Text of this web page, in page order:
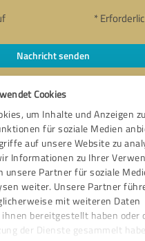
Cookies
um Inhalte und Anzeigen zu
für soziale Medien
auf unsere Website zu
Informationen zu Ihrer
unsere Partner für soziale
weiter. Unsere Partner
mit weiteren Daten
ihnen bereitgestellt haben oder
der Dienste gesammelt
*
Nachricht senden
|Letzte Aktualisierung:
melden
zu weiteren
aus dem Bereich